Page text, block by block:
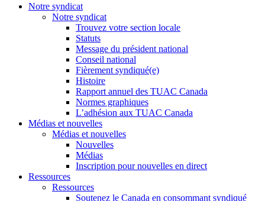
Notre syndicat
Notre syndicat
Trouvez votre section locale
Statuts
Message du président national
Conseil national
Fièrement syndiqué(e)
Histoire
Rapport annuel des TUAC Canada
Normes graphiques
L’adhésion aux TUAC Canada
Médias et nouvelles
Médias et nouvelles
Nouvelles
Médias
Inscription pour nouvelles en direct
Ressources
Ressources
Soutenez le Canada en consommant syndiqué